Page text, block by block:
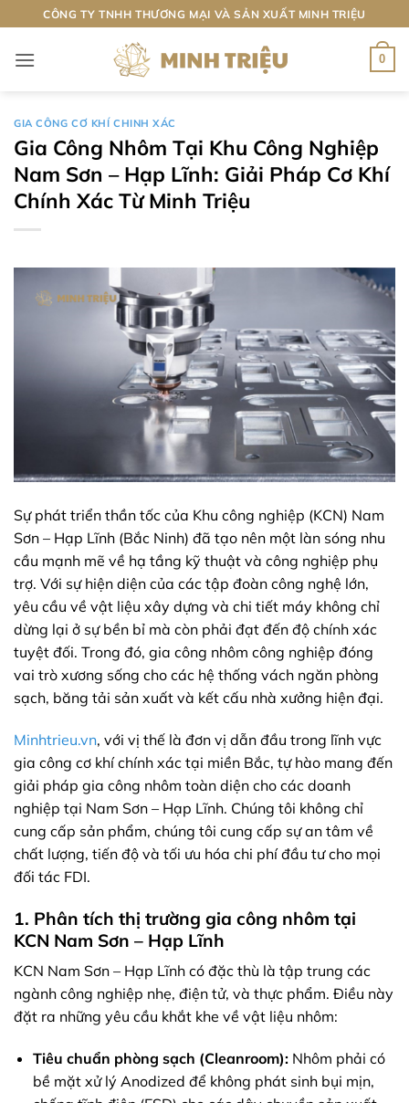
qua
nội
CÔNG TY TNHH THƯƠNG MẠI VÀ SẢN XUẤT MINH TRIỆU
0
GIA CÔNG CƠ KHÍ CHINH XÁC
Gia Công Nhôm Tại Khu Công Nghiệp
Nam Sơn – Hạp Lĩnh: Giải Pháp Cơ Khí
Chính Xác Từ Minh Triệu
Sự phát triển thần tốc của Khu công nghiệp (KCN) Nam
Sơn – Hạp Lĩnh (Bắc Ninh) đã tạo nên một làn sóng nhu
cầu mạnh mẽ về hạ tầng kỹ thuật và công nghiệp phụ
trợ. Với sự hiện diện của các tập đoàn công nghệ lớn,
yêu cầu về vật liệu xây dựng và chi tiết máy không chỉ
dừng lại ở sự bền bỉ mà còn phải đạt đến độ chính xác
tuyệt đối. Trong đó, gia công nhôm công nghiệp đóng
vai trò xương sống cho các hệ thống vách ngăn phòng
sạch, băng tải sản xuất và kết cấu nhà xưởng hiện đại.
Minhtrieu.vn, với vị thế là đơn vị dẫn đầu trong lĩnh vực
gia công cơ khí chính xác tại miền Bắc, tự hào mang đến
giải pháp gia công nhôm toàn diện cho các doanh
nghiệp tại Nam Sơn – Hạp Lĩnh. Chúng tôi không chỉ
cung cấp sản phẩm, chúng tôi cung cấp sự an tâm về
chất lượng, tiến độ và tối ưu hóa chi phí đầu tư cho mọi
đối tác FDI.
1. Phân tích thị trường gia công nhôm tại
KCN Nam Sơn – Hạp Lĩnh
KCN Nam Sơn – Hạp Lĩnh có đặc thù là tập trung các
ngành công nghiệp nhẹ, điện tử, và thực phẩm. Điều này
đặt ra những yêu cầu khắt khe về vật liệu nhôm:
Tiêu chuẩn phòng sạch (Cleanroom):Nhôm phải có
bề mặt xử lý Anodized để không phát sinh bụi mịn,